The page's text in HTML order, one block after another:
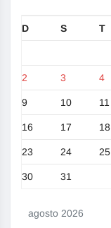
agosto 2026
D S T
2 3 4
9 10 11
16 17 18
23 24 25
30 31